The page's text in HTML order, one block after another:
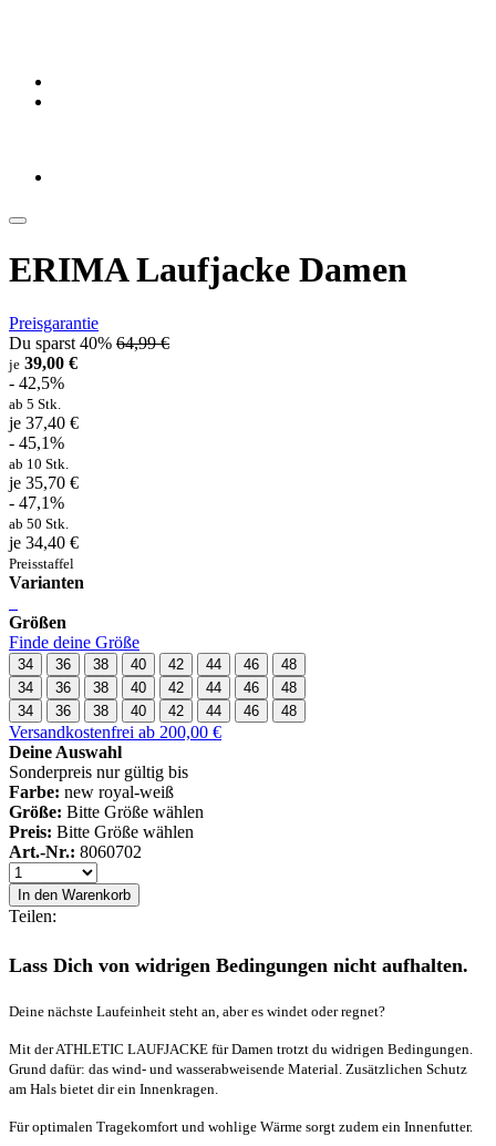
ERIMA Laufjacke Damen
Preisgarantie
Du sparst 40% 64,99 €
je 39,00 €
- 42,5%
ab 5 Stk.
je 37,40 €
- 45,1%
ab 10 Stk.
je 35,70 €
- 47,1%
ab 50 Stk.
je 34,40 €
Preisstaffel
Varianten
Größen
Finde deine Größe
34 36 38 40 42 44 46
48
34
36 38 40 42 44 46
48
34
36 38 40 42 44 46 48
Versandkostenfrei ab 200,00 €
Deine Auswahl
Sonderpreis nur gültig bis
Farbe: new royal-weiß
Größe: Bitte Größe wählen
Preis: Bitte Größe wählen
Art.-Nr.: 8060702
In den Warenkorb
Teilen:
Lass Dich von widrigen Bedingungen nicht aufhalten.
Deine nächste Laufeinheit steht an, aber es windet oder regnet?
Mit der ATHLETIC LAUFJACKE für Damen trotzt du widrigen Bedingungen.
Grund dafür: das wind- und wasserabweisende Material. Zusätzlichen Schutz
am Hals bietet dir ein Innenkragen.
Für optimalen Tragekomfort und wohlige Wärme sorgt zudem ein Innenfutter.